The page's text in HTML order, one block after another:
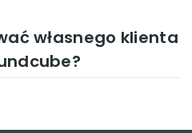
własnego klienta